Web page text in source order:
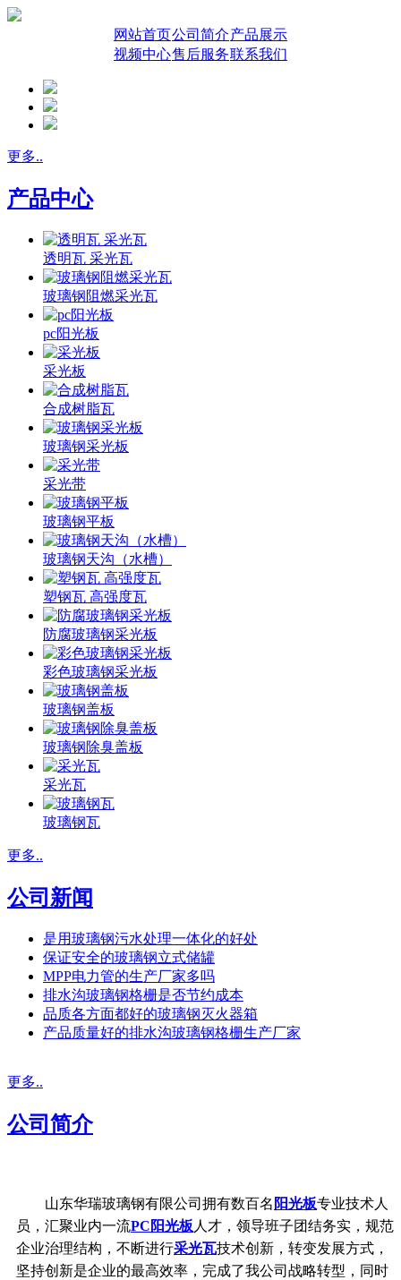
网站首页公司简介产品展示
视频中心售后服务联系我们
更多..
产品中心
透明瓦 采光瓦
玻璃钢阻燃采光瓦
pc阳光板
采光板
合成树脂瓦
玻璃钢采光板
采光带
玻璃钢平板
玻璃钢天沟（水槽）
塑钢瓦 高强度瓦
防腐玻璃钢采光板
彩色玻璃钢采光板
玻璃钢盖板
玻璃钢除臭盖板
采光瓦
玻璃钢瓦
更多..
公司新闻
是用玻璃钢污水处理一体化的好处
保证安全的玻璃钢立式储罐
MPP电力管的生产厂家多吗
排水沟玻璃钢格栅是否节约成本
品质各方面都好的玻璃钢灭火器箱
产品质量好的排水沟玻璃钢格栅生产厂家
更多..
公司简介
山东华瑞玻璃钢有限公司拥有数百名 阳光板专业技术人
员，汇聚业内一流PC阳光板人才，领导班子团结务实，规范
企业治理结构，不断进行采光瓦技术创新，转变发展方式，
坚持创新是企业的最高效率，完成了我公司战略转型，同时